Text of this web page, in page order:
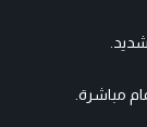
مباشرة.